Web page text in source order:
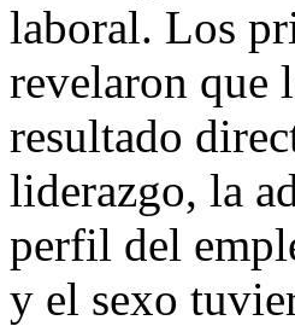
laboral. Los
revelaron que
resultado
liderazgo, la
perfil del
y el sexo